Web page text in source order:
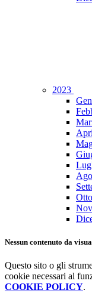
2023
Nessun contenuto da
Questo sito o gli
cookie necessari al
COOKIE POLICY.